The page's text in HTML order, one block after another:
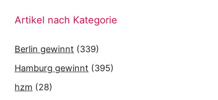
Artikel nach Kategorie
Berlin gewinnt (339)
Hamburg gewinnt (395)
hzm (28)